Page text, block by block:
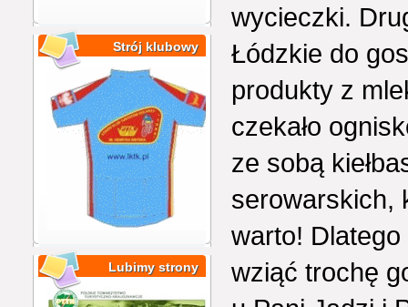
Strój klubowy
Lubimy strony
wycieczki.
Łódzkie do
produkty z
czekało
ze sobą
serowarskich,
warto!
wziąć trochę